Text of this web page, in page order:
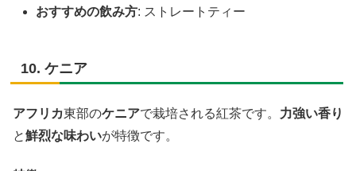
おすすめの飲み方: ストレートティー
10. ケニア
アフリカ東部のケニアで栽培される紅茶です。 力強い香り
と鮮烈な味わいが特徴です。